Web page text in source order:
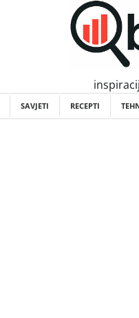
SAVJETI RECEPTI